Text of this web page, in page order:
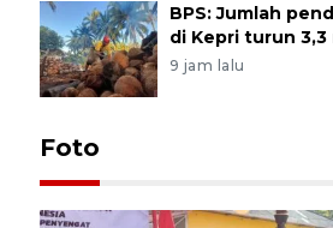
BPS: Jumlah
di Kepri turun 3,3
9 jam lalu
Foto